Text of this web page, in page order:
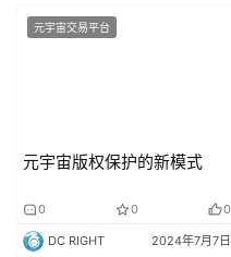
元宇宙交易平台
元宇宙版权保护的新模式
0 0 0
DC RIGHT 2024年7月7日